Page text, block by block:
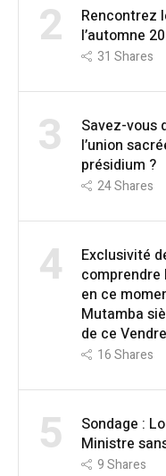
2
Rencontrez
l’automne
31 Shares
3
Savez-vous
l’union
présidium ?
24Shares
4
Exclusivité
comprendre
en ce
Mutamba
de ce
16Shares
5
Sondage :
Ministre
9Shares